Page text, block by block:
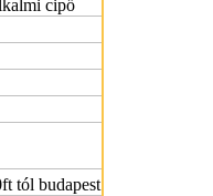
cipő
tól budapest